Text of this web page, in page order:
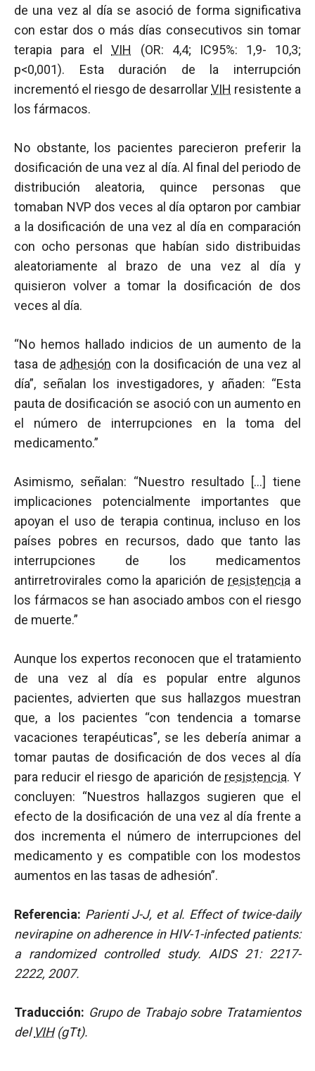
de una vez al día se asoció de forma significativa
con estar dos o más días consecutivos sin tomar
terapia para elVIH
(OR: 4,4; IC95%: 1,9- 10,3;
p<0,001). Esta duración de la interrupción
incrementó el riesgo de desarrollarVIH resistente a
los fármacos.
No obstante, los pacientes parecieron preferir la
dosificación de una vez al día. Al final del periodo de
distribución aleatoria, quince personas que
tomaban NVP dos veces al día optaron por cambiar
a la dosificación de una vez al día en comparación
con ocho personas que habían sido distribuidas
aleatoriamente al brazo de una vez al día y
quisieron volver a tomar la dosificación de dos
veces al día.
“No hemos hallado indicios de un aumento de la
tasa de adhesión con la dosificación de una vez al
día”, señalan los investigadores, y añaden: “Esta
pauta de dosificación se asoció con un aumento en
el número de interrupciones en la toma del
medicamento.”
Asimismo, señalan: “Nuestro resultado […] tiene
implicaciones potencialmente importantes que
apoyan el uso de terapia continua, incluso en los
países pobres en recursos, dado que tanto las
interrupciones de los medicamentos
antirretrovirales como la aparición de resistencia a
los fármacos se han asociado ambos con el riesgo
de muerte.”
Aunque los expertos reconocen que el tratamiento
de una vez al día es popular entre algunos
pacientes, advierten que sus hallazgos muestran
que, a los pacientes “con tendencia a tomarse
vacaciones terapéuticas”, se les debería animar a
tomar pautas de dosificación de dos veces al día
para reducir el riesgo de aparición de resistencia. Y
concluyen: “Nuestros hallazgos sugieren que el
efecto de la dosificación de una vez al día frente a
dos incrementa el número de interrupciones del
medicamento y es compatible con los modestos
aumentos en las tasas de adhesión”.
Referencia: Parienti J-J, et al. Effect of twice-daily
nevirapine on adherence in HIV-1-infected patients:
a randomized controlled study. AIDS 21: 2217-
2222, 2007.
Traducción: Grupo de Trabajo sobre Tratamientos
delVIH(gTt).